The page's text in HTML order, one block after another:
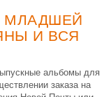
МЛАДШЕЙ
И ВСЯ
альбомы для
заказа на